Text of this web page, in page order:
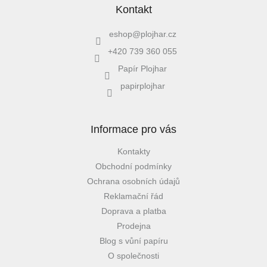
Kontakt
eshop@plojhar.cz
+420 739 360 055
Papír Plojhar
papirplojhar
Informace pro vás
Kontakty
Obchodní podmínky
Ochrana osobních údajů
Reklamační řád
Doprava a platba
Prodejna
Blog s vůní papíru
O společnosti